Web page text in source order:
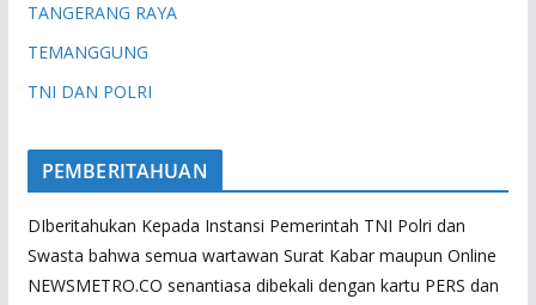
TANGERANG RAYA
TEMANGGUNG
TNI DAN POLRI
PEMBERITAHUAN
DIberitahukan Kepada Instansi Pemerintah TNI Polri dan
Swasta bahwa semua wartawan Surat Kabar maupun Online
NEWSMETRO.CO senantiasa dibekali dengan kartu PERS dan